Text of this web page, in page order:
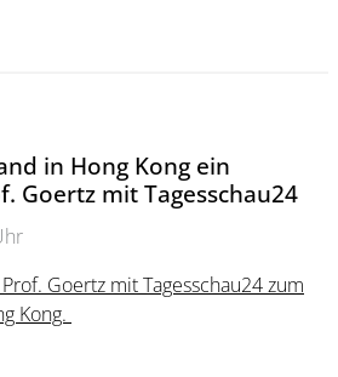
in Hong Kong ein
Goertz mit Tagesschau24
Goertz mit Tagesschau24 zum
Kong.